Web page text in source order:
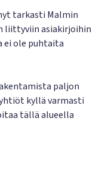
tarkasti Malmin
liittyviin asiakirjoihin
ei ole puhtaita
paljon
kyllä varmasti
tällä alueella